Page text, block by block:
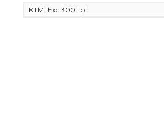
KTM, Exc 300 tpi